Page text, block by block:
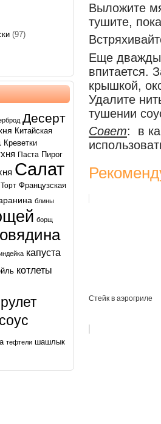
(97)
Десерт
Китайская
Креветки
Паста Пирог
Салат
Торт Французская
блины
борщ
капуста
котлеты
рулет
соус
тефтели шашлык
Выложите
тушите,
Еще дважды
впитается.
крышкой,
Удалите
тушении
Совет: в
Стейк в аэрогриле